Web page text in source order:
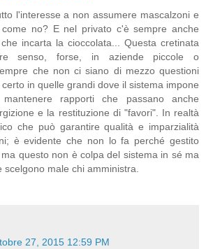
l'interesse a non assumere mascalzoni e
no? E nel privato c'è sempre anche
incarta la cioccolata... Questa cretinata
senso, forse, in aziende piccole o
che non ci siano di mezzo questioni
in quelle grandi dove il sistema impone
rapporti che passano anche
e la restituzione di "favori". In realtà
che può garantire qualità e imparzialità
è evidente che non lo fa perché gestito
questo non è colpa del sistema in sé ma
scelgono male chi amministra.
27, 2015 12:59 PM